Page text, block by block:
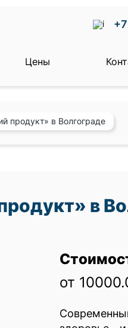
Цены
продукт» в Волгограде
в
от